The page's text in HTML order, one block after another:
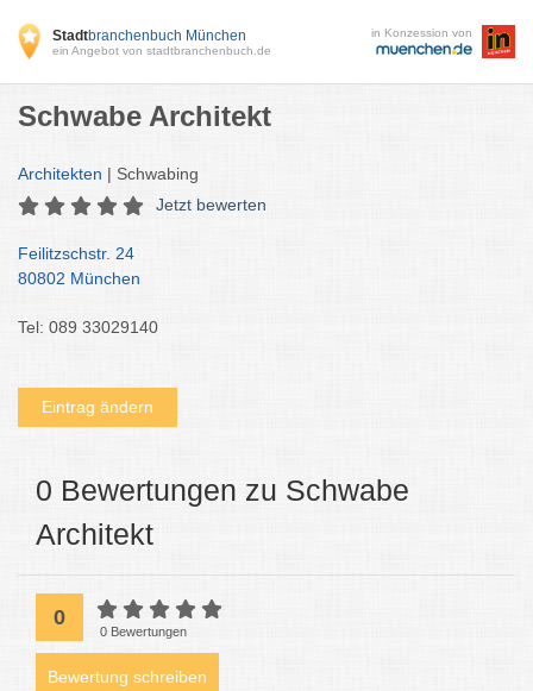
Stadtbranchenbuch München
ein Angebot von stadtbranchenbuch.de
in Konzession von
Schwabe Architekt
Architekten | Schwabing
Jetzt bewerten
Feilitzschstr. 24
80802 München
Tel: 089 33029140
Eintrag ändern
0 Bewertungen zu Schwabe
Architekt
0
0 Bewertungen
Bewertung schreiben